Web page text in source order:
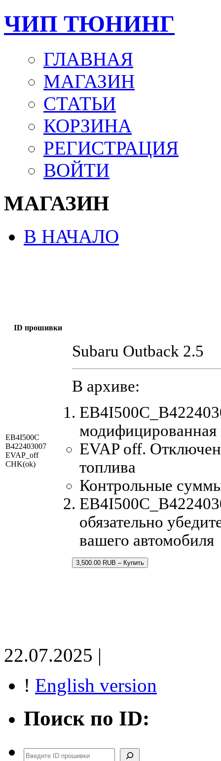
ЧИП ТЮНИНГ
ГЛАВНАЯ
МАГАЗИН
СТАТЬИ
КОРЗИНА
РЕГИСТРАЦИЯ
ВОЙТИ
МАГАЗИН
В НАЧАЛО
ID прошивки
EB4I500C
B422403007
EVAP_off
CHK(ok)
Subaru Outback 2.5
В архиве:
EVAP off.
топлива
Контрольные
обязательно
вашего автомобиля
3,500.00 RUB – Купить
22.07.2025 |
! English version
Поиск по ID:
Поиск